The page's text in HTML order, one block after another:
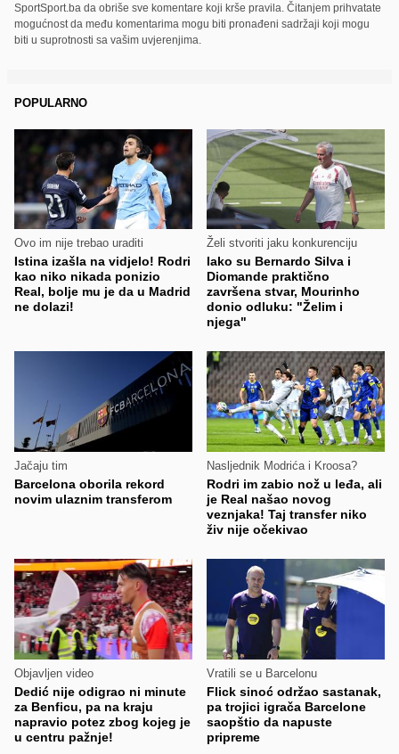
SportSport.ba da obriše sve komentare koji krše pravila. Čitanjem prihvatate
mogućnost da među komentarima mogu biti pronađeni sadržaji koji mogu
biti u suprotnosti sa vašim uvjerenjima.
POPULARNO
Ovo im nije trebao uraditi
Istina izašla na vidjelo! Rodri
kao niko nikada ponizio
Real, bolje mu je da u Madrid
ne dolazi!
Želi stvoriti jaku konkurenciju
Iako su Bernardo Silva i
Diomande praktično
završena stvar, Mourinho
donio odluku: "Želim i
njega"
Jačaju tim
Barcelona oborila rekord
novim ulaznim transferom
Nasljednik Modrića i Kroosa?
Rodri im zabio nož u leđa, ali
je Real našao novog
veznjaka! Taj transfer niko
živ nije očekivao
Objavljen video
Dedić nije odigrao ni minute
za Benficu, pa na kraju
napravio potez zbog kojeg je
u centru pažnje!
Vratili se u Barcelonu
Flick sinoć održao sastanak,
pa trojici igrača Barcelone
saopštio da napuste
pripreme